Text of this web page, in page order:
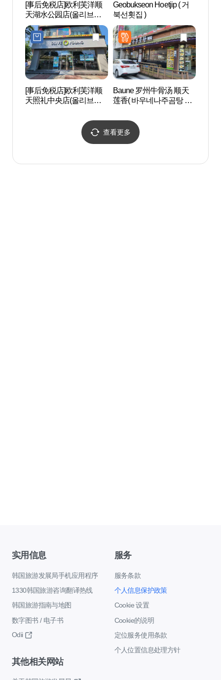
[事后免税店]欧利芙洋顺
天湖水公园店(올리브영
순천호수공원점)
Geobukseon Hoetjip ( 거
북선횟집 )
[事后免税店]欧利芙洋顺
天照礼中央店(올리브영
Baune 罗州牛骨汤 顺天
莲香( 바우네나주곰탕 순
查看更多
实用信息
韩国旅游发展局手机应用程序
1330韩国旅游咨询翻译热线
韩国旅游指南与地图
数字图书 / 电子书
Odii
服务
服务条款
个人信息保护政策
Cookie 设置
Cookie的说明
定位服务使用条款
个人位置信息处理方针
其他相关网站